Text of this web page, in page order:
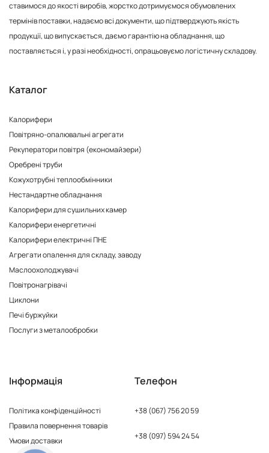
ставимося до якості виробів, жорстко дотримуємося обумовлених
термінів поставки, надаємо всі документи, що підтверджують якість
продукції, що випускається, даємо гарантію на обладнання, що
поставляється і, у разі необхідності, опрацьовуємо логістичну складову.
Каталог
Калорифери
Повітряно-опалювальні агрегати
Рекуператори повітря (економайзери)
Оребрені труби
Кожухотрубні теплообмінники
Нестандартне обладнання
Калорифери для сушильних камер
Калорифери енергетичні
Калорифери електричні ПНЕ
Агрегати опалення для складу, заводу
Маслоохолоджувачі
Повітронагрівачі
Циклони
Печі буржуйки
Послуги з металообробки
Інформація
Політика конфіденційності
Правила повернення товарів
Умови доставки
Телефон
+38 (067) 756 20 59
+38 (097) 594 24 54